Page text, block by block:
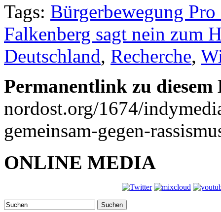
Tags: Bürgerbewegung
Falkenberg sagt nein zum
Deutschland, Recherche,
Permanentlink zu
nordost.org/1674/
gemeinsam-gegen-
ONLINE MEDIA
Suchen